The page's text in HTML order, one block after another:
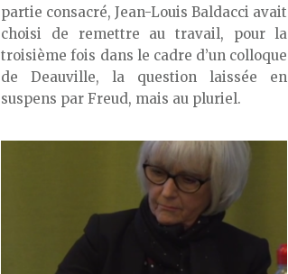
partie consacré, Jean-Louis Baldacci avait
choisi de remettre au travail, pour la
troisième fois dans le cadre d’un colloque
de Deauville, la question laissée en
suspens par Freud, mais au pluriel.